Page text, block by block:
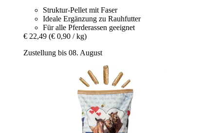
Struktur-Pellet mit Faser
Ideale Ergänzung zu Rauhfutter
Für alle Pferderassen geeignet
€ 22,49 (€ 0,90 / kg)
Zustellung bis 08. August